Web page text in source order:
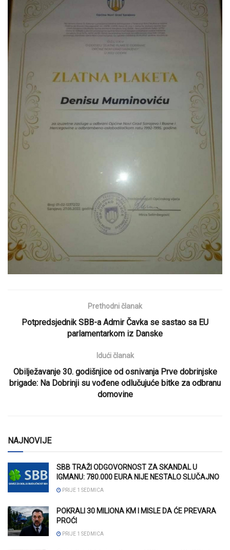
Prethodni članak
Potpredsjednik SBB-a Admir Čavka se sastao sa EU
parlamentarkom iz Danske
Idući članak
Obilježavanje 30. godišnjice od osnivanja Prve dobrinjske
brigade: Na Dobrinji su vođene odlučujuće bitke za odbranu
domovine
NAJNOVIJE
SBB TRAŽI ODGOVORNOST ZA SKANDAL U
IGMANU: 780.000 EURA NIJE NESTALO SLUČAJNO
PRIJE 1 SEDMICA
POKRALI 30 MILIONA KM I MISLE DA ĆE PREVARA
PROĆI
PRIJE 1 SEDMICA